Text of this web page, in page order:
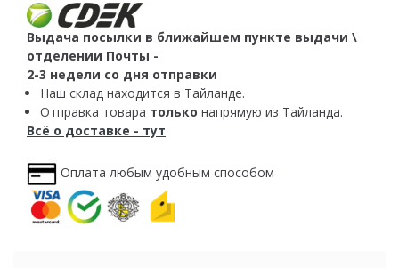
Выдача посылки в ближайшем пункте выдачи \
отделении Почты -
2-3 недели со дня отправки
Наш склад находится в Тайланде.
Отправка товара только напрямую из Тайланда.
Всё о доставке - тут
Оплата любым удобным способом